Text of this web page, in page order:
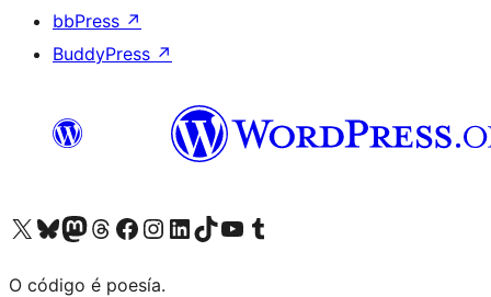
bbPress ↗
BuddyPress ↗
Visita la cuenta de X (anteriormente Twitter)
Visita a nosa conta de Bluesky
Visita a nosa conta de Mastodon
Visita a nosa conta de Threads
Visita a nosa páxina de Facebook
Visita a nosa conta de Instagram
Visita a nosa conta de LinkedIn
Visita a nosa conta de TikTok
Visita a nosa canle de YouTube
Visita a nosa conta de Tumblr
O código é poesía.